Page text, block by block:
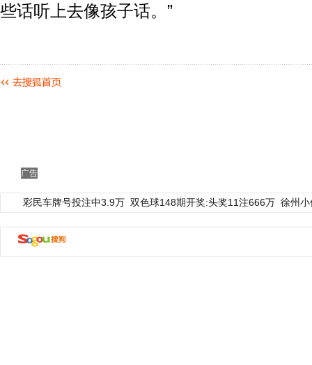
些话听上去像孩子话。”
广告
彩民车牌号投注中3.9万 双色球148期开奖:头奖11注666万 徐州